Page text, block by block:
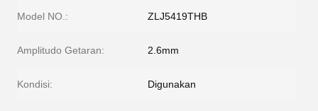
Model NO.: ZLJ5419THB
Amplitudo Getaran: 2.6mm
Kondisi: Digunakan